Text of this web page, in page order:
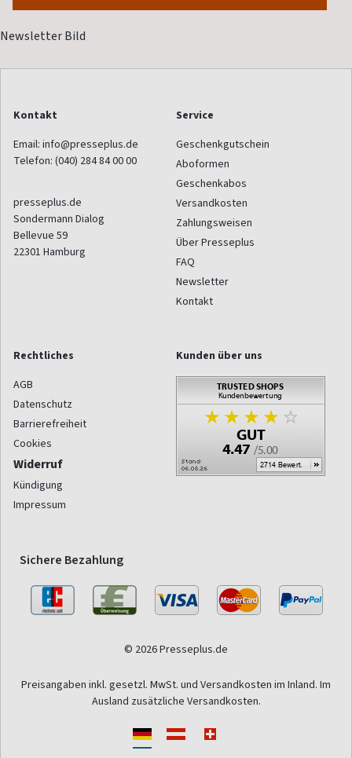
Kontakt
Email: info@presseplus.de
Telefon: (040) 284 84 00 00
presseplus.de
Sondermann Dialog
Bellevue 59
22301 Hamburg
Service
Geschenkgutschein
Aboformen
Geschenkabos
Versandkosten
Zahlungsweisen
Über Presseplus
FAQ
Newsletter
Kontakt
Rechtliches
AGB
Datenschutz
Barrierefreiheit
Cookies
Widerruf
Kündigung
Impressum
Kunden über uns
Sichere Bezahlung
© 2026 Presseplus.de
Preisangaben inkl. gesetzl. MwSt. und Versandkosten im Inland. Im
Ausland zusätzliche Versandkosten.